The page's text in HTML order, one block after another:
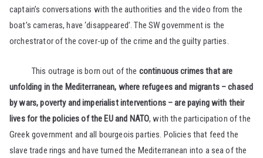
captain’s conversations with the authorities and the video from the
boat’s cameras, have ‘disappeared’. The SW government is the
orchestrator of the cover-up of the crime and the guilty parties.
This outrage is born out of the continuous crimes that are
unfolding in the Mediterranean, where refugees and migrants – chased
by wars, poverty and imperialist interventions – are paying with their
lives for the policies of the EU and NATO, with the participation of the
Greek government and all bourgeois parties. Policies that feed the
slave trade rings and have turned the Mediterranean into a sea of the